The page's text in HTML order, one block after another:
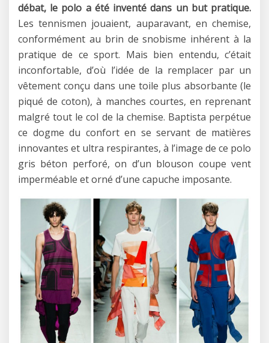
débat, le polo a été inventé dans un but pratique.
Les tennismen jouaient, auparavant, en chemise,
conformément au brin de snobisme inhérent à la
pratique de ce sport. Mais bien entendu, c’était
inconfortable, d’où l’idée de la remplacer par un
vêtement conçu dans une toile plus absorbante (le
piqué de coton), à manches courtes, en reprenant
malgré tout le col de la chemise. Baptista perpétue
ce dogme du confort en se servant de matières
innovantes et ultra respirantes, à l’image de ce polo
gris béton perforé, on d’un blouson coupe vent
imperméable et orné d’une capuche imposante.